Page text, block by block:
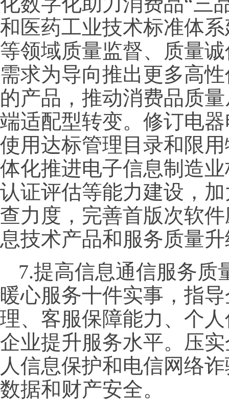
和医药工业技术标准体
等领域质量监督、质量
需求为导向推出更多高
的产品，推动消费品质
端适配型转变。修订电
使用达标管理目录和限
体化推进电子信息制造
认证评估等能力建设，
查力度，完善首版次软
息技术产品和服务质量
7.提高信息通信服务质
暖心服务十件实事，指
理、客服保障能力、个
企业提升服务水平。压
人信息保护和电信网络
数据和财产安全。